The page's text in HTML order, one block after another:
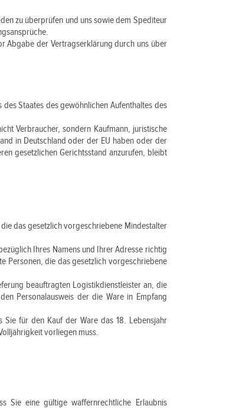
zu überprüfen und uns sowie dem Spediteur
Abgabe der Vertragserklärung durch uns über
Staates des gewöhnlichen Aufenthaltes des
Verbraucher, sondern Kaufmann, juristische
in Deutschland oder der EU haben oder der
gesetzlichen Gerichtsstand anzurufen, bleibt
das gesetzlich vorgeschriebene Mindestalter
Ihres Namens und Ihrer Adresse richtig
Personen, die das gesetzlich vorgeschriebene
beauftragten Logistikdienstleister an, die
Personalausweis der die Ware in Empfang
für den Kauf der Ware das 18. Lebensjahr
vorliegen muss.
Sie eine gültige waffernrechtliche Erlaubnis